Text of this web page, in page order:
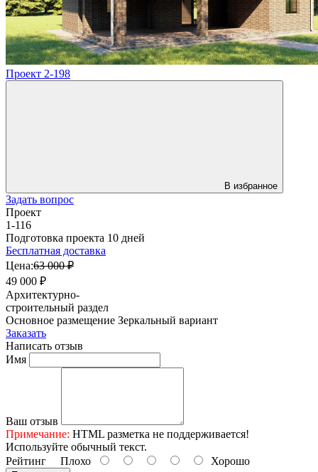
Проект 2-198
В избранное
Задать вопрос
Проект
1-116
Подготовка проекта 10 дней
Бесплатная доставка
Цена:63 000 ₽
49 000 ₽
Архитектурно-
строительный раздел
Основное размещение Зеркальный вариант
Заказать
Написать отзыв
Имя
Ваш отзыв
Примечание: HTML разметка не поддерживается!
Используйте обычный текст.
Рейтинг Плохо Хорошо